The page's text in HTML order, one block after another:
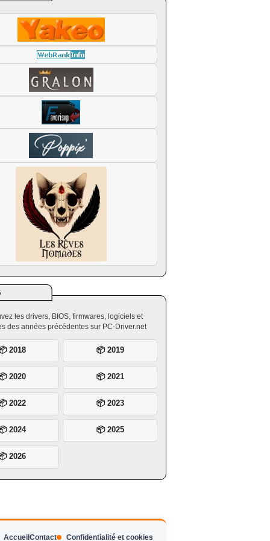
les drivers, BIOS, firmwares, logiciels et
des années précédentes sur PC-Driver.net
2018 📦 2019
2020 📦 2021
2022 📦 2023
2024 📦 2025
2026
Accueil Contact Confidentialité et cookies